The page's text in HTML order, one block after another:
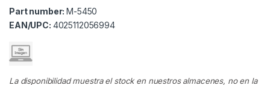
Part number:M-5450
EAN/UPC: 4025112056994
La disponibilidad muestra el stock en nuestros almacenes, no en la